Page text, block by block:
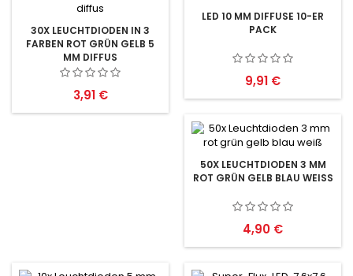
30X LEUCHTDIODEN IN 3
FARBEN ROT GRÜN GELB 5
MM DIFFUS
Preis
3,91 €
LED 10 MM DIFFUSE 10-ER
PACK
Preis
9,91 €
50X LEUCHTDIODEN 3 MM
ROT GRÜN GELB BLAU WEISS
Preis
4,90 €